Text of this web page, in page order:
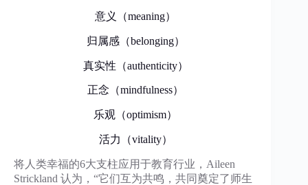
意义（meaning）
归属感（belonging）
真实性（authenticity）
正念（mindfulness）
乐观（optimism）
活力（vitality）
将人类幸福的6大⽀柱应⽤于教育行业，Aileen
Strickland 认为，“它们互为共鸣，共同奠定了师生